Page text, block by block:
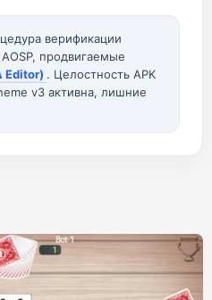
верификации
продвигаемые
Editor) . Целостность APK
v3 активна, лишние